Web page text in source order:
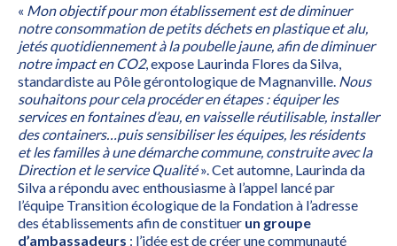
« Mon objectif pour mon établissement est de diminuer
notre consommation de petits déchets en plastique et alu,
jetés quotidiennement à la poubelle jaune, afin de diminuer
notre impact en CO2, expose Laurinda Flores da Silva,
standardiste au Pôle gérontologique de Magnanville. Nous
souhaitons pour cela procéder en étapes : équiper les
services en fontaines d’eau, en vaisselle réutilisable, installer
des containers…puis sensibiliser les équipes, les résidents
et les familles à une démarche commune, construite avec la
Direction et le service Qualité». Cet automne, Laurinda da
Silva a répondu avec enthousiasme à l’appel lancé par
l’équipe Transition écologique de la Fondation à l’adresse
des établissements afin de constituer un groupe
d’ambassadeurs : l’idée est de créer une communauté